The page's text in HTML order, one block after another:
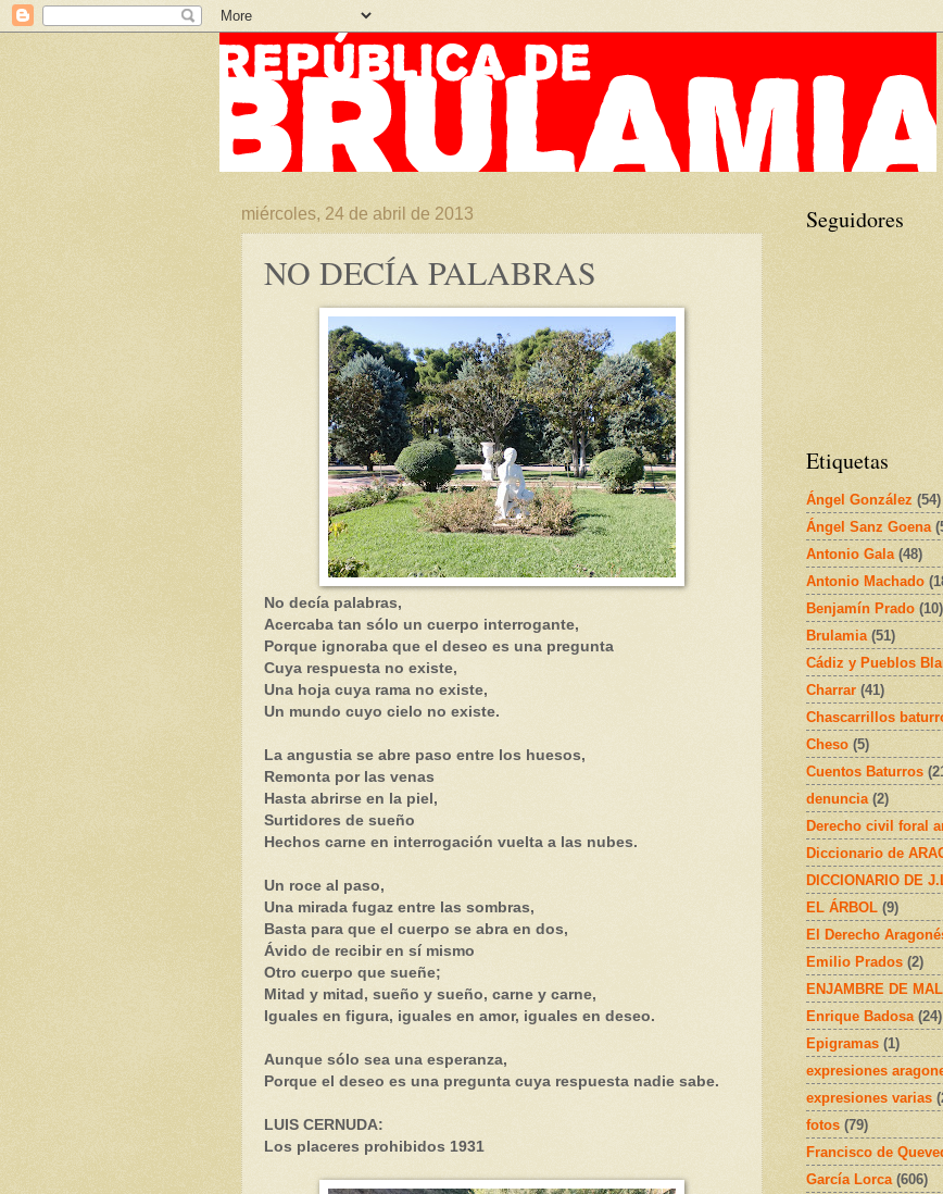
miércoles, 24 de abril de 2013
NO DECÍA PALABRAS
No decía palabras,
Acercaba tan sólo un cuerpo interrogante,
Porque ignoraba que el deseo es una pregunta
Cuya respuesta no existe,
Una hoja cuya rama no existe,
Un mundo cuyo cielo no existe.
La angustia se abre paso entre los huesos,
Remonta por las venas
Hasta abrirse en la piel,
Surtidores de sueño
Hechos carne en interrogación vuelta a las nubes.
Un roce al paso,
Una mirada fugaz entre las sombras,
Basta para que el cuerpo se abra en dos,
Ávido de recibir en sí mismo
Otro cuerpo que sueñe;
Mitad y mitad, sueño y sueño, carne y carne,
Iguales en figura, iguales en amor, iguales en deseo.
Aunque sólo sea una esperanza,
Porque el deseo es una pregunta cuya respuesta nadie sabe.
LUIS CERNUDA:
Los placeres prohibidos 1931
Seguidores
Etiquetas
Ángel González (54)
Ángel Sanz Goena
Antonio Gala (48)
Antonio Machado
Benjamín Prado (10)
Brulamia (51)
Cádiz y Pueblos
Charrar (41)
Chascarrillos
Cheso (5)
Cuentos Baturros
denuncia (2)
Derecho civil foral
Diccionario de
DICCIONARIO DE
EL ÁRBOL (9)
El Derecho
Emilio Prados (2)
ENJAMBRE DE
Enrique Badosa (24)
Epigramas (1)
expresiones
expresiones varias
fotos (79)
Francisco de
García Lorca (606)